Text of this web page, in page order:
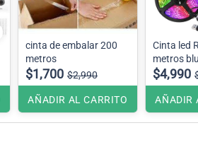
cinta de embalar 200
metros
$1,700 $2,990
AÑADIR AL CARRITO
Cinta led
metros
$4,990
AÑADIR